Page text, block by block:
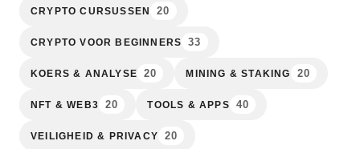
CRYPTO CURSUSSEN 20
CRYPTO VOOR BEGINNERS 33
KOERS & ANALYSE 20 MINING & STAKING 20
NFT & WEB3 20 TOOLS & APPS 40
VEILIGHEID & PRIVACY 20